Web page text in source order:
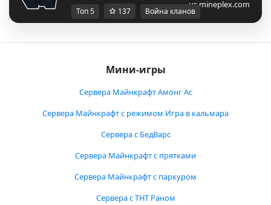
us.mineplex.com
Топ 5 137 Война кланов
Мини-игры
Сервера Майнкрафт Амонг Ас
Сервера Майнкрафт с режимом Игра в кальмара
Сервера с БедВарс
Сервера Майнкрафт с прятками
Сервера Майнкрафт с паркуром
Сервера с ТНТ Раном